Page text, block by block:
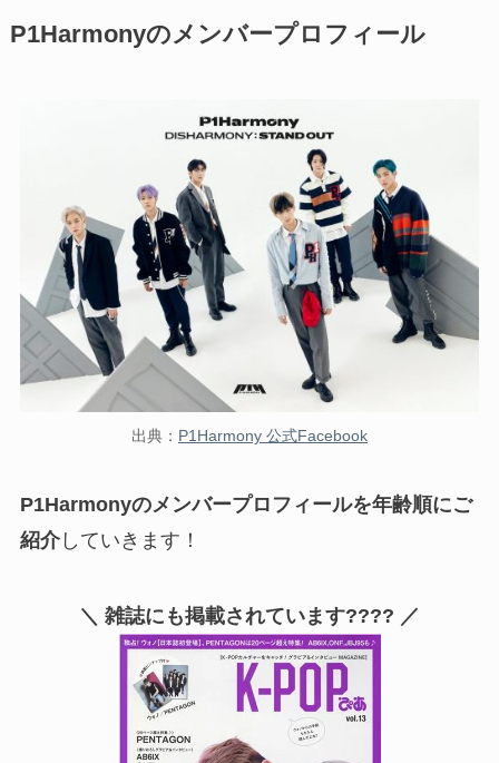
P1Harmonyのメンバープロフィール
出典： P1Harmony 公式Facebook
P1Harmonyのメンバープロフィールを年齢順にご
紹介していきます！
＼ 雑誌にも掲載されています???? ／